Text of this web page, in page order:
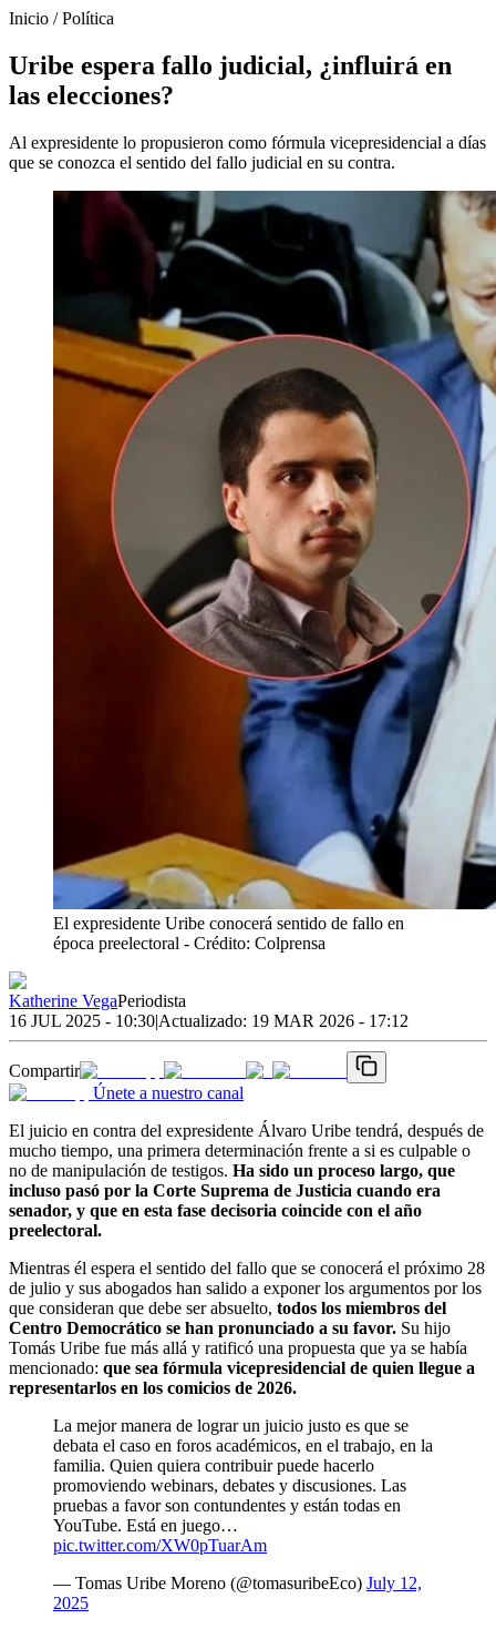
Inicio /Política
Uribe espera fallo judicial, ¿influirá en
las elecciones?
Al expresidente lo propusieron como fórmula vicepresidencial a días
que se conozca el sentido del fallo judicial en su contra.
El expresidente Uribe conocerá sentido de fallo en
época preelectoral - Crédito: Colprensa
Katherine VegaPeriodista
16 JUL 2025 - 10:30|Actualizado: 19 MAR 2026 - 17:12
Compartir
Únete a nuestro canal
El juicio en contra del expresidente Álvaro Uribe tendrá, después de
mucho tiempo, una primera determinación frente a si es culpable o
no de manipulación de testigos. Ha sido un proceso largo, que
incluso pasó por la Corte Suprema de Justicia cuando era
senador, y que en esta fase decisoria coincide con el año
preelectoral.
Mientras él espera el sentido del fallo que se conocerá el próximo 28
de julio y sus abogados han salido a exponer los argumentos por los
que consideran que debe ser absuelto, todos los miembros del
Centro Democrático se han pronunciado a su favor. Su hijo
Tomás Uribe fue más allá y ratificó una propuesta que ya se había
mencionado: que sea fórmula vicepresidencial de quien llegue a
representarlos en los comicios de 2026.
La mejor manera de lograr un juicio justo es que se
debata el caso en foros académicos, en el trabajo, en la
familia. Quien quiera contribuir puede hacerlo
promoviendo webinars, debates y discusiones. Las
pruebas a favor son contundentes y están todas en
YouTube. Está en juego…
pic.twitter.com/XW0pTuarAm
— Tomas Uribe Moreno (@tomasuribeEco) July 12,
2025